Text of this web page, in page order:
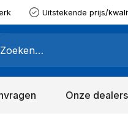
Uitstekende prijs/
Onze dealers